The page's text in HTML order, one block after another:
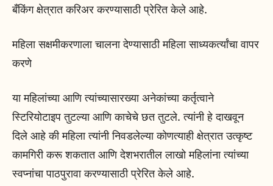
बँकिंग क्षेत्रात करिअर करण्यासाठी प्रेरित केले आहे.
महिला सक्षमीकरणाला चालना देण्यासाठी महिला साध्यकर्त्यांचा वापर
करणे
या महिलांच्या आणि त्यांच्यासारख्या अनेकांच्या कर्तृत्वाने
स्टिरियोटाइप तुटल्या आणि काचेचे छत तुटले. त्यांनी हे दाखवून
दिले आहे की महिला त्यांनी निवडलेल्या कोणत्याही क्षेत्रात उत्कृष्ट
कामगिरी करू शकतात आणि देशभरातील लाखो महिलांना त्यांच्या
स्वप्नांचा पाठपुरावा करण्यासाठी प्रेरित केले आहे.